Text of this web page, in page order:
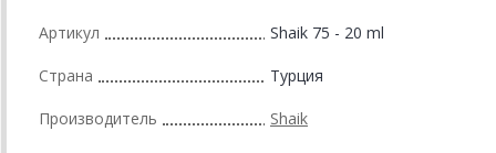
Артикул Shaik 75 - 20 ml
Страна Турция
Производитель Shaik